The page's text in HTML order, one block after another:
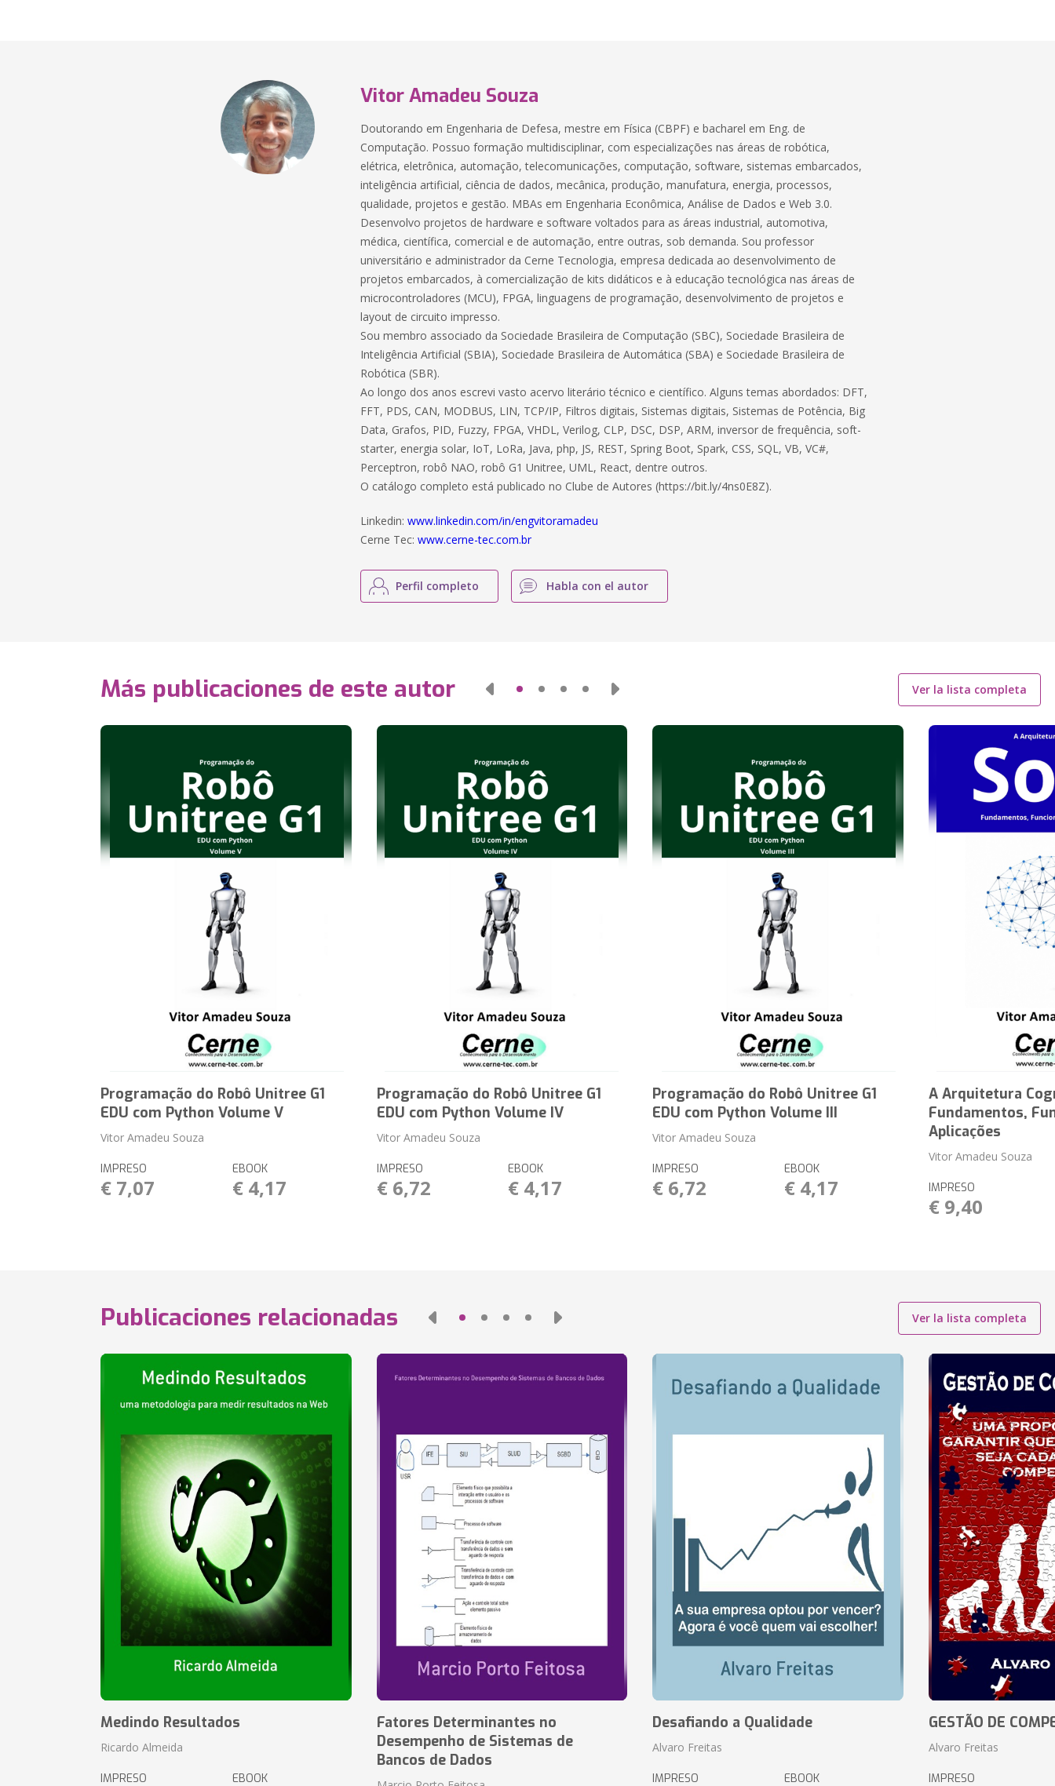
Vitor Amadeu Souza
Doutorando em Engenharia de Defesa, mestre em Física (CBPF) e bacharel em Eng. de
Computação. Possuo formação multidisciplinar, com especializações nas áreas de robótica,
elétrica, eletrônica, automação, telecomunicações, computação, software, sistemas embarcados,
inteligência artificial, ciência de dados, mecânica, produção, manufatura, energia, processos,
qualidade, projetos e gestão. MBAs em Engenharia Econômica, Análise de Dados e Web 3.0.
Desenvolvo projetos de hardware e software voltados para as áreas industrial, automotiva,
médica, científica, comercial e de automação, entre outras, sob demanda. Sou professor
universitário e administrador da Cerne Tecnologia, empresa dedicada ao desenvolvimento de
projetos embarcados, à comercialização de kits didáticos e à educação tecnológica nas áreas de
microcontroladores (MCU), FPGA, linguagens de programação, desenvolvimento de projetos e
layout de circuito impresso.
Sou membro associado da Sociedade Brasileira de Computação (SBC), Sociedade Brasileira de
Inteligência Artificial (SBIA), Sociedade Brasileira de Automática (SBA) e Sociedade Brasileira de
Robótica (SBR).
Ao longo dos anos escrevi vasto acervo literário técnico e científico. Alguns temas abordados: DFT,
FFT, PDS, CAN, MODBUS, LIN, TCP/IP, Filtros digitais, Sistemas digitais, Sistemas de Potência, Big
Data, Grafos, PID, Fuzzy, FPGA, VHDL, Verilog, CLP, DSC, DSP, ARM, inversor de frequência, soft-
starter, energia solar, IoT, LoRa, Java, php, JS, REST, Spring Boot, Spark, CSS, SQL, VB, VC#,
Perceptron, robô NAO, robô G1 Unitree, UML, React, dentre outros.
O catálogo completo está publicado no Clube de Autores (https://bit.ly/4ns0E8Z).
Linkedin:www.linkedin.com/in/engvitoramadeu
Cerne Tec:www.cerne-tec.com.br
Perfil completo Habla con el autor
Más publicaciones de este autor Ver la lista completa
Programação do Robô Unitree G1
EDU com Python Volume V
Vitor Amadeu Souza
IMPRESO
€ 7,07
EBOOK
€ 4,17
Programação do Robô Unitree G1
EDU com Python Volume IV
Vitor Amadeu Souza
IMPRESO
€ 6,72
EBOOK
€ 4,17
Programação do Robô Unitree G1
EDU com Python Volume III
Vitor Amadeu Souza
IMPRESO
€ 6,72
EBOOK
€ 4,17
A Arquitetura
Fundamentos,
Aplicações
Vitor Amadeu Souza
IMPRESO
€ 9,40
Publicaciones relacionadas Ver la lista completa
Medindo Resultados
Ricardo Almeida
IMPRESO EBOOK
Fatores Determinantes no
Desempenho de Sistemas de
Bancos de Dados
Desafiando a Qualidade
Alvaro Freitas
IMPRESO EBOOK
GESTÃO DE
Alvaro Freitas
IMPRESO